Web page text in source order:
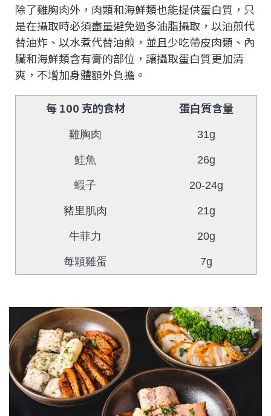
除了雞胸肉外，肉類和海鮮類也能提供蛋白質，只
是在攝取時必須盡量避免過多油脂攝取，以油煎代
替油炸、以水煮代替油煎，並且少吃帶皮肉類、內
臟和海鮮類含有膏的部位，讓攝取蛋白質更加清
爽，不增加身體額外負擔。
每 100 克的食材 蛋白質含量
雞胸肉 31g
鮭魚 26g
蝦子 20-24g
豬里肌肉 21g
牛菲力 20g
每顆雞蛋 7g